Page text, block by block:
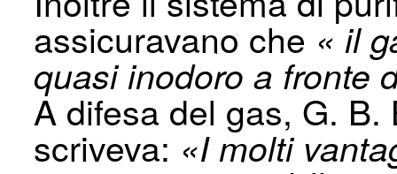
assicuravano che « il
quasi inodoro a fronte
A difesa del gas, G.
scriveva: «I molti